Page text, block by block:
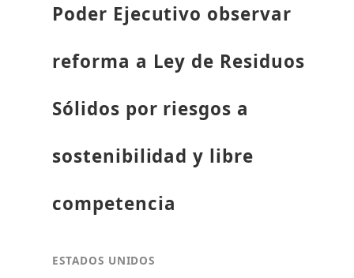
Poder Ejecutivo observar
reforma a Ley de Residuos
Sólidos por riesgos a
sostenibilidad y libre
competencia
ESTADOS UNIDOS